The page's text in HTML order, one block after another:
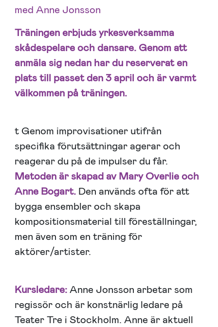
med Anne Jonsson
Träningen erbjuds yrkesverksamma
skådespelare och dansare. Genom att
anmäla sig nedan har du reserverat en
plats till passet den 3 april och är varmt
välkommen på träningen.
t Genom improvisationer utifrån
specifika förutsättningar agerar och
reagerar du på de impulser du får.
Metoden är skapad av Mary Overlie och
Anne Bogart. Den används ofta för att
bygga ensembler och skapa
kompositionsmaterial till föreställningar,
men även som en träning för
aktörer/artister.
Kursledare:Anne Jonsson arbetar som
regissör och är konstnärlig ledare på
Teater Tre i Stockholm. Anne är aktuell